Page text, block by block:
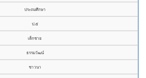
ประถมศึกษา
ป.๕
เด็กชาย
ธรรมวัฒน์
ชาวนา